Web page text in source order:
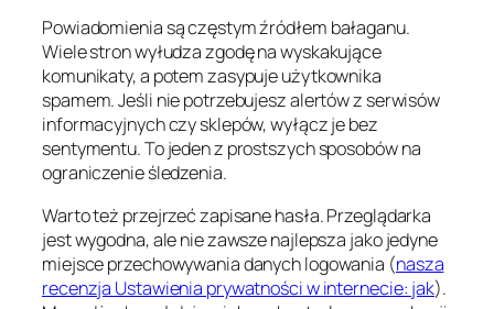
Powiadomienia są częstym źródłem bałaganu.
Wiele stron wyłudza zgodę na wyskakujące
komunikaty, a potem zasypuje użytkownika
spamem. Jeśli nie potrzebujesz alertów z serwisów
informacyjnych czy sklepów, wyłącz je bez
sentymentu. To jeden z prostszych sposobów na
ograniczenie śledzenia.
Warto też przejrzeć zapisane hasła. Przeglądarka
jest wygodna, ale nie zawsze najlepsza jako jedyne
miejsce przechowywania danych logowania (nasza
recenzja Ustawienia prywatności w internecie: jak).